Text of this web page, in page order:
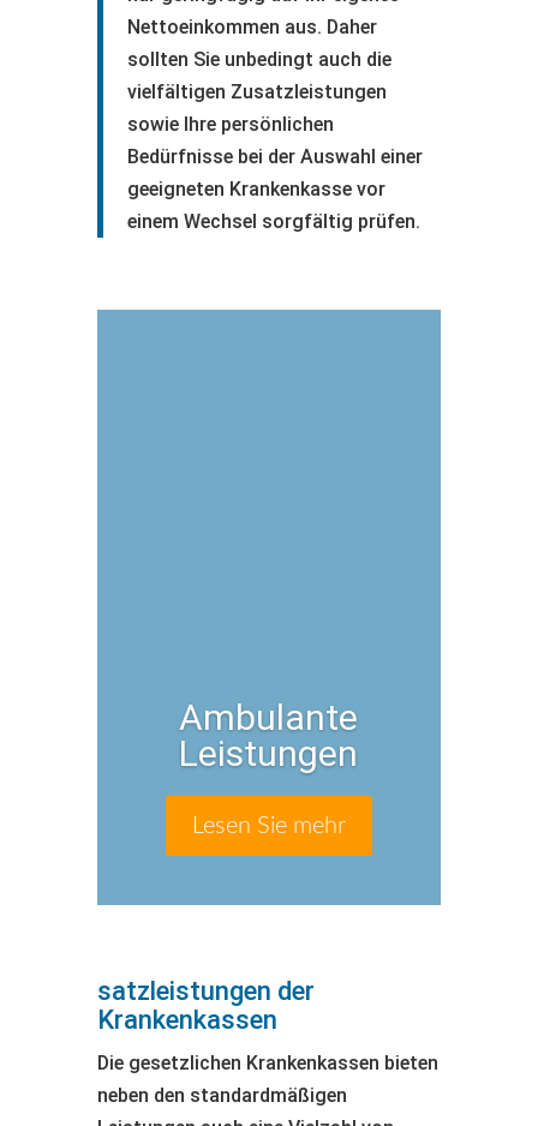
Nettoeinkommen aus. Daher
sollten Sie unbedingt auch die
vielfältigen Zusatzleistungen
sowie Ihre persönlichen
Bedürfnisse bei der Auswahl einer
geeigneten Krankenkasse vor
einem Wechsel sorgfältig prüfen.
Ambulante
Leistungen
Lesen Sie mehr
satzleistungen der
Krankenkassen
Die gesetzlichen Krankenkassen bieten
neben den standardmäßigen